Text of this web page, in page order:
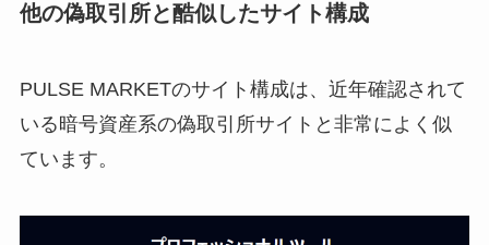
他の偽取引所と酷似したサイト構成
PULSE MARKETのサイト構成は、近年確認されて
いる暗号資産系の偽取引所サイトと非常によく似
ています。